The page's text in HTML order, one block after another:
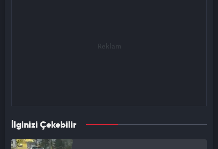
İlginizi Çekebilir